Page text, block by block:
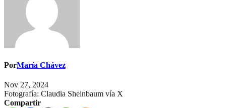
PorMaría Chávez
Nov 27, 2024
Fotografía: Claudia Sheinbaum vía X
Compartir